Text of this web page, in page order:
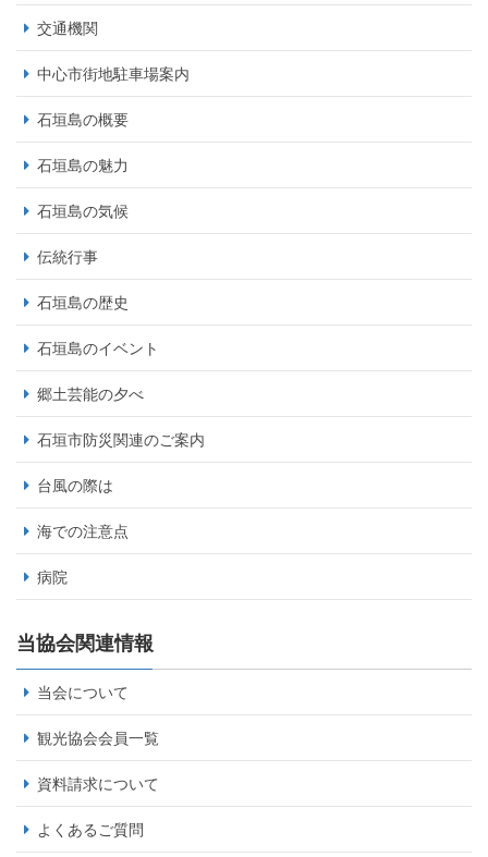
交通機関
中心市街地駐車場案内
石垣島の概要
石垣島の魅力
石垣島の気候
伝統行事
石垣島の歴史
石垣島のイベント
郷土芸能の夕べ
石垣市防災関連のご案内
台風の際は
海での注意点
病院
当協会関連情報
当会について
観光協会会員一覧
資料請求について
よくあるご質問